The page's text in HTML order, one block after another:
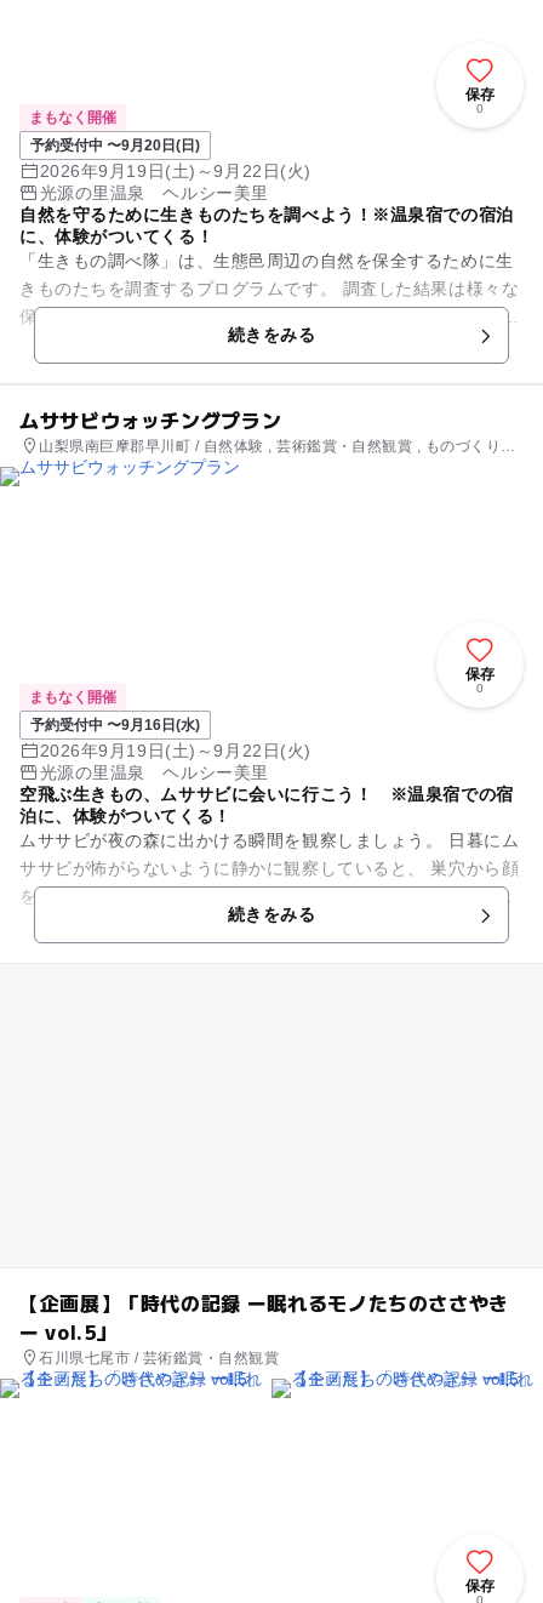
保存
0
まもなく開催
予約受付中 〜9月20日(日)
2026年9月19日(土)～9月22日(火)
光源の里温泉 ヘルシー美里
自然を守るために生きものたちを調べよう！※温泉宿での宿泊
に、体験がついてくる！
「生きもの調べ隊」は、生態邑周辺の自然を保全するために生
きものたちを調査するプログラムです。 調査した結果は様々な
保全活動に活かされます。 昆虫たちは同じ場所でも季節によっ
続きをみる
ムササビウォッチングプラン
山梨県南巨摩郡早川町 / 自然体験 , 芸術鑑賞・自然観賞 , ものづくり・
学び体験
保存
0
まもなく開催
予約受付中 〜9月16日(水)
2026年9月19日(土)～9月22日(火)
光源の里温泉 ヘルシー美里
空飛ぶ生きもの、ムササビに会いに行こう！ ※温泉宿での宿
泊に、体験がついてくる！
ムササビが夜の森に出かける瞬間を観察しましょう。 日暮にム
ササビが怖がらないように静かに観察していると、 巣穴から顔
をのぞかせたり、木を登ったり、毛繕いをしたり、夜空を滑空
続きをみる
【企画展】「時代の記録 ー眠れるモノたちのささやき
ー vol.5」
石川県七尾市 / 芸術鑑賞・自然観賞
保存
0